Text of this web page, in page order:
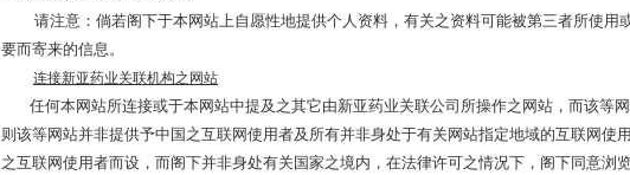
请注意：倘若阁下于本网站上自愿性地提供个人资料，有关之资料可能被第三者所使用
要而寄来的信息。
连接新亚药业关联机构之网站
任何本网站所连接或于本网站中提及之其它由新亚药业关联公司所操作之网站，而该等
则该等网站并非提供予中国之互联网使用者及所有并非身处于有关网站指定地域的互联网使
之互联网使用者而设，而阁下并非身处有关国家之境内，在法律许可之情况下，阁下同意浏